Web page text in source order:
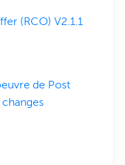
(RCO) V2.1.1
de Post